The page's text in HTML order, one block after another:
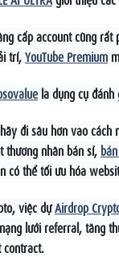
cấp account cũng rất
trí,YouTube Premium
là dụng cụ
đi sâu hơn vào cách
thương nhân bán sỉ,
có thể tối ưu hóa
việc dựAirdrop
lưới referral, tăng